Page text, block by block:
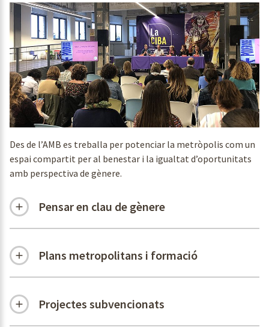
Des de l’AMB es treballa per potenciar la metròpolis com un
espai compartit per al benestar i la igualtat d’oportunitats
amb perspectiva de gènere.
Pensar en clau de gènere
Plans metropolitans i formació
Projectes subvencionats